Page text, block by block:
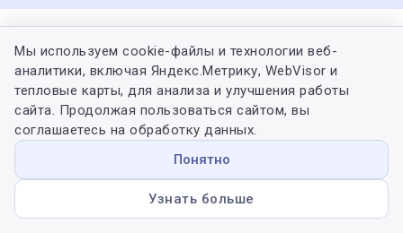
Мы используем cookie-файлы и технологии веб-
аналитики, включая Яндекс.Метрику, WebVisor и
тепловые карты, для анализа и улучшения работы
сайта. Продолжая пользоваться сайтом, вы
соглашаетесь на обработку данных.
Понятно
Узнать больше